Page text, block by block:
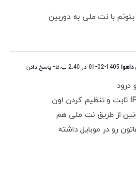
با نت ملی به دوربین
داهوا1405-02-01 در 2:40 ب.ظ - پاسخ دادن
درود
درصورت داشتن IP ثابت و تنظیم کردن اون
از طریق نت ملی هم
رو در موبایل داشته